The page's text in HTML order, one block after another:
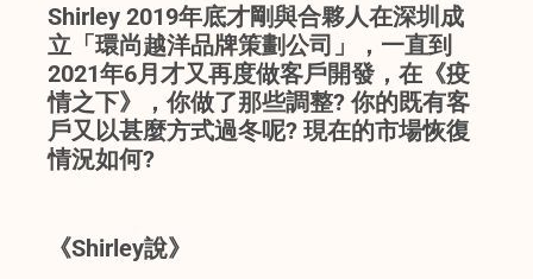
Shirley 2019年底才剛與合夥人在深圳成
立「環尚越洋品牌策劃公司」，一直到
2021年6月才又再度做客戶開發，在《疫
情之下》，你做了那些調整? 你的既有客
戶又以甚麼方式過冬呢? 現在的市場恢復
情況如何?
《Shirley說》